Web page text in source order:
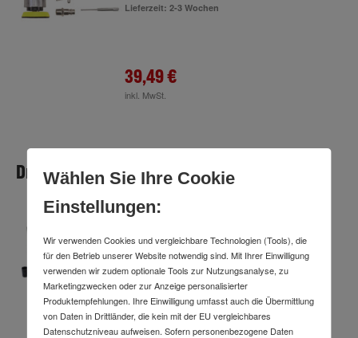
Lieferzeit: 2-3 Wochen
39,49 €
inkl. MwSt.
Druckluft Schlagschrauber
Schlagschrauber mit Werkzeugsatz 12,5
mm 312 Nm 16-tlg.
Art.-Nr.57670703
Lieferzeit: 1 Arbeitstag
Wählen Sie Ihre Cookie
Einstellungen:
Wir verwenden Cookies und vergleichbare Technologien (Tools), die
für den Betrieb unserer Website notwendig sind. Mit Ihrer Einwilligung
verwenden wir zudem optionale Tools zur Nutzungsanalyse, zu
Marketingzwecken oder zur Anzeige personalisierter
Produktempfehlungen. Ihre Einwilligung umfasst auch die Übermittlung
von Daten in Drittländer, die kein mit der EU vergleichbares
Datenschutzniveau aufweisen. Sofern personenbezogene Daten